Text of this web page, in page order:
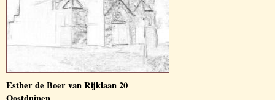
Esther de Boer van Rijklaan 20